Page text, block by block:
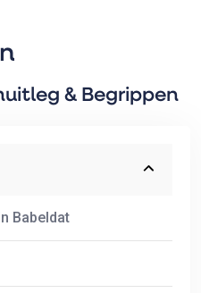
& Begrippen
Babeldat